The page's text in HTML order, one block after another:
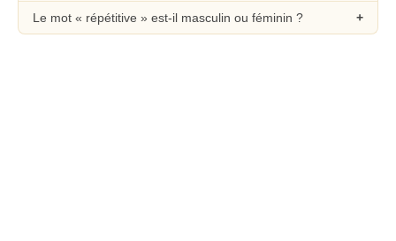
Le mot « répétitive » est-il masculin ou féminin ?